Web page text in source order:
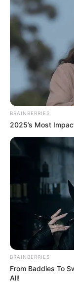
Fonte:Pinterest
BRAINBERRIES
2025’s Most
BRAINBERRIES
From Baddies To
All!